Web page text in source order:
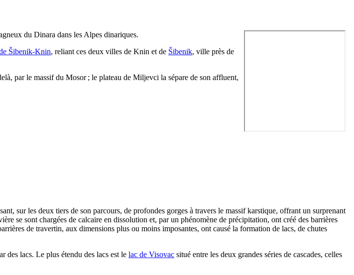
du Dinara dans les Alpes dinariques.
Šibenik-Knin, reliant ces deux villes de Knin et de Šibenik, ville près de
par le massif du Mosor; le plateau de Miljevci la sépare de son affluent,
sur les deux tiers de son parcours, de profondes gorges à travers le massif karstique, offrant un surprenant
se sont chargées de calcaire en dissolution et, par un phénomène de précipitation, ont créé des barrières
de travertin, aux dimensions plus ou moins imposantes, ont causé la formation de lacs, de chutes
des lacs. Le plus étendu des lacs est le lac de Visovac situé entre les deux grandes séries de cascades, celles